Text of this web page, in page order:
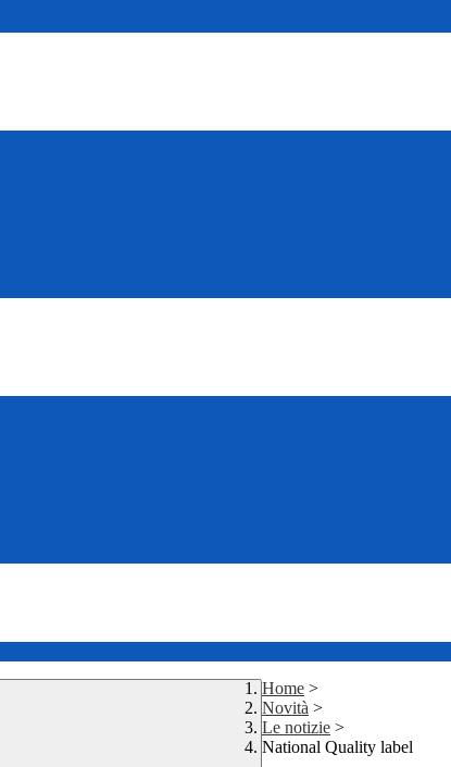
Home >
Novità >
Le notizie >
National Quality label